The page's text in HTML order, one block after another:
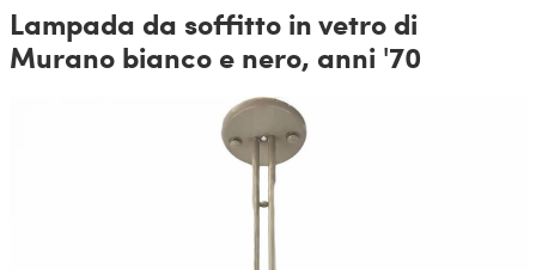
Lampada da soffitto in vetro di
Murano bianco e nero, anni '70